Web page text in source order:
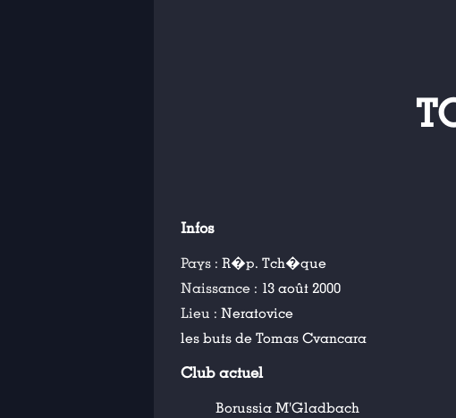
Infos
Pays : R�p. Tch�que
Naissance : 13 août 2000
Lieu : Neratovice
les buts de Tomas Cvancara
Club actuel
Borussia M'Gladbach